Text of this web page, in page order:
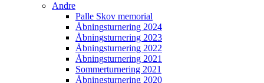
Andre
Palle Skov memorial
Åbningsturnering 2024
Åbningsturnering 2023
Åbningsturnering 2022
Åbningsturnering 2021
Sommerturnering 2021
Åbningsturnering 2020